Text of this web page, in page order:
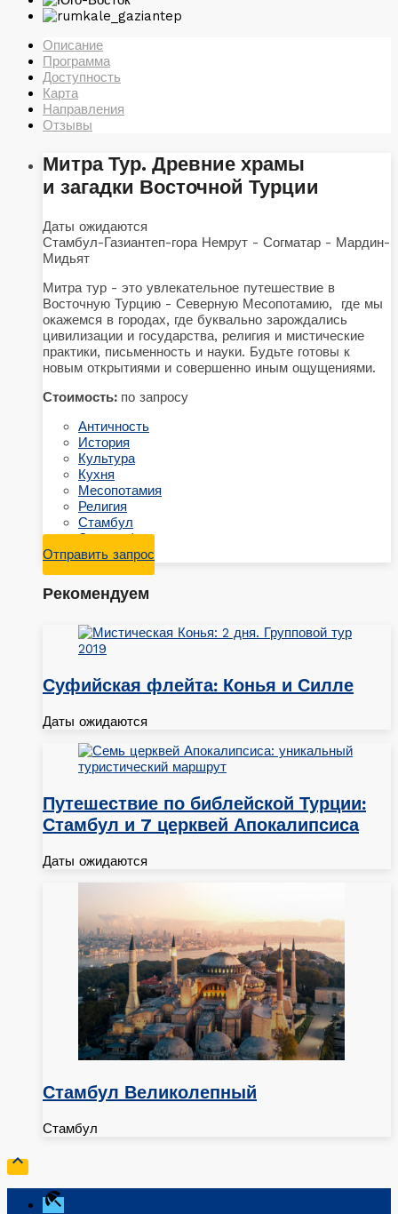
Описание
Программа
Доступность
Карта
Направления
Отзывы
Митра Тур. Древние храмы
и загадки Восточной Турции
Даты ожидаются
Стамбул-Газиантеп-гора Немрут - Согматар - Мардин-
Мидьят
Митра тур - это увлекательное путешествие в
Восточную Турцию - Северную Месопотамию, где мы
окажемся в городах, где буквально зарождались
цивилизации и государства, религия и мистические
практики, письменность и науки. Будьте готовы к
новым открытиями и совершенно иным ощущениями.
Стоимость: по запросу
Античность
История
Культура
Кухня
Месопотамия
Религия
Стамбул
Этнография
Отправить запрос
Рекомендуем
Суфийская флейта: Конья и Силле
Даты ожидаются
Путешествие по библейской Турции:
Стамбул и 7 церквей Апокалипсиса
Даты ожидаются
Стамбул Великолепный
Стамбул

beach_access